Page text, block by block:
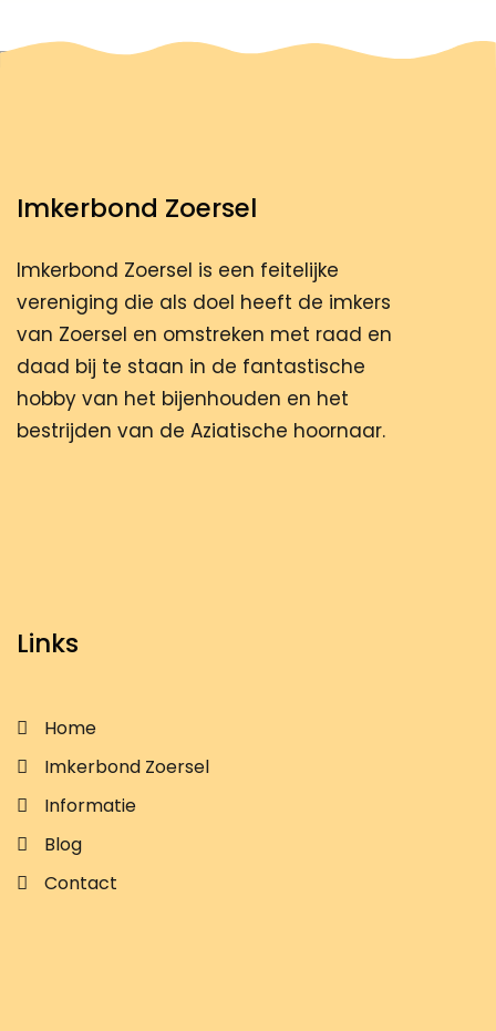
Imkerbond Zoersel
Imkerbond Zoersel is een feitelijke
vereniging die als doel heeft de imkers
van Zoersel en omstreken met raad en
daad bij te staan in de fantastische
hobby van het bijenhouden en het
bestrijden van de Aziatische hoornaar.
Links
Home
Imkerbond Zoersel
Informatie
Blog
Contact